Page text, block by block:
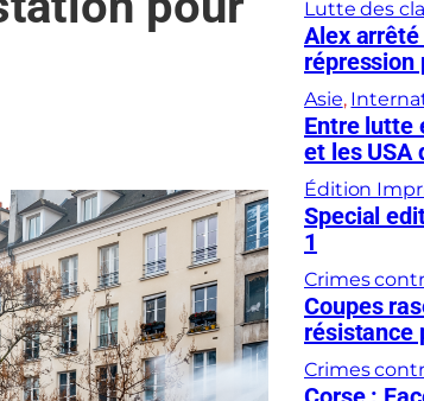
r
Lutte des
Alex arrêté
répression
Asie,
Entre lutte
et les USA
Édition
Special
1
Crimes
Coupes
résistance
Crimes